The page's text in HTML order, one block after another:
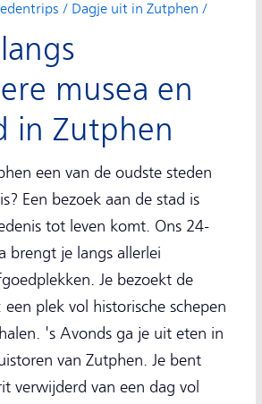
Dagje uit in Zutphen
musea en
in Zutphen
een van de oudste steden
Een bezoek aan de stad is
tot leven komt. Ons 24-
brengt je langs allerlei
Je bezoekt de
een plek vol historische schepen
's Avonds ga je uit eten in
van Zutphen. Je bent
verwijderd van een dag vol